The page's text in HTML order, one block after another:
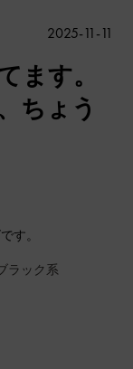
ます。
ちょう
す。
ラック系
2025-11-11